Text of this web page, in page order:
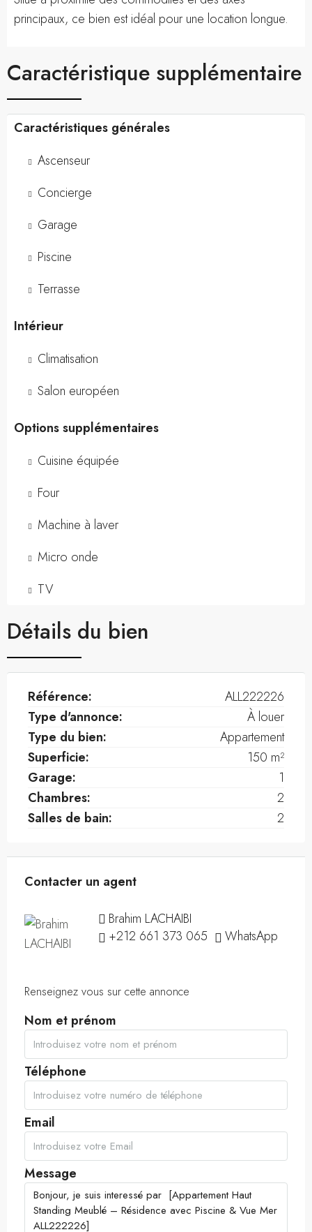
principaux, ce bien est idéal pour une location longue.
Caractéristique supplémentaire
Caractéristiques générales
Ascenseur
Concierge
Garage
Piscine
Terrasse
Intérieur
Climatisation
Salon européen
Options supplémentaires
Cuisine équipée
Four
Machine à laver
Micro onde
TV
Détails du bien
Référence:
ALL222226
Type d'annonce:
À louer
Type du bien:
Appartement
Superficie:
150 m²
Garage:
1
Chambres:
2
Salles de bain:
2
Contacter un agent
Brahim LACHAIBI
+212 661 373 065
WhatsApp
Renseignez vous sur cette annonce
Nom et prénom
Téléphone
Email
Message